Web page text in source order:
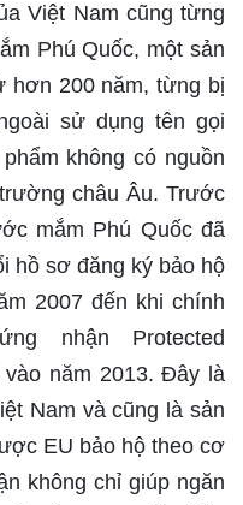
Việt Nam cũng từng
Phú Quốc, một sản
hơn 200 năm, từng bị
sử dụng tên gọi
không có nguồn
châu Âu. Trước
mắm Phú Quốc đã
hồ sơ đăng ký bảo hộ
2007 đến khi chính
nhận Protected
vào năm 2013. Đây là
Nam và cũng là sản
EU bảo hộ theo cơ
không chỉ giúp ngăn